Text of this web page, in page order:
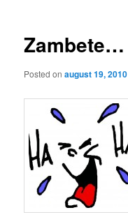
Zambete…
Posted onaugust 19, 2010